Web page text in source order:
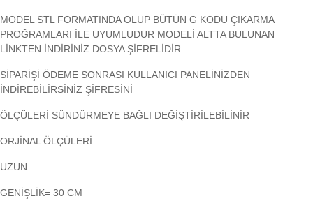
MODEL STL FORMATINDA OLUP BÜTÜN G KODU ÇIKARMA
PROĞRAMLARI İLE UYUMLUDUR MODELİ ALTTA BULUNAN
LİNKTEN İNDİRİNİZ DOSYA ŞİFRELİDİR
SİPARİŞİ ÖDEME SONRASI KULLANICI PANELİNİZDEN
İNDİREBİLİRSİNİZ ŞİFRESİNİ
ÖLÇÜLERİ SÜNDÜRMEYE BAĞLI DEĞİŞTİRİLEBİLİNİR
ORJİNAL ÖLÇÜLERİ
UZUN
GENİŞLİK= 30 CM